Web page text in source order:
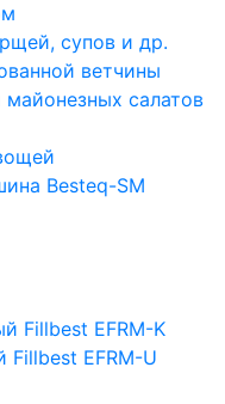
супов и др.
ветчины
салатов
Besteq-SM
Fillbest EFRM-K
Fillbest EFRM-U